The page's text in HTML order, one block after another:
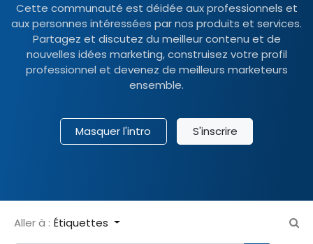
Cette communauté est déidée aux professionnels et
aux personnes intéressées par nos produits et services.
Partagez et discutez du meilleur contenu et de
nouvelles idées marketing, construisez votre profil
professionnel et devenez de meilleurs marketeurs
ensemble.
Masquer l'intro S'inscrire
Aller à : Étiquettes